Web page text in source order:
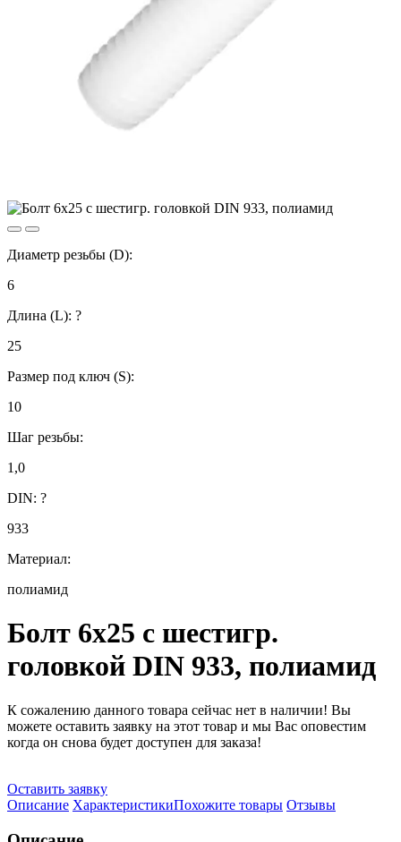
Диаметр резьбы (D):
6
Длина (L): ?
25
Размер под ключ (S):
10
Шаг резьбы:
1,0
DIN: ?
933
Материал:
полиамид
Болт 6х25 с шестигр.
головкой DIN 933, полиамид
К сожалению данного товара сейчас нет в наличии! Вы
можете оставить заявку на этот товар и мы Вас оповестим
когда он снова будет доступен для заказа!
Оставить заявку
Описание ХарактеристикиПохожите товары Отзывы